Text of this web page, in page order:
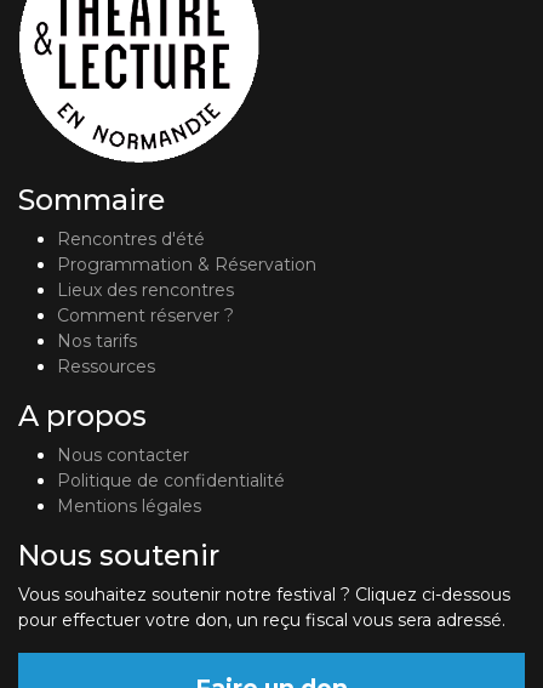
Sommaire
Rencontres d'été
Programmation & Réservation
Lieux des rencontres
Comment réserver ?
Nos tarifs
Ressources
A propos
Nous contacter
Politique de confidentialité
Mentions légales
Nous soutenir
Vous souhaitez soutenir notre festival ? Cliquez ci-dessous
pour effectuer votre don, un reçu fiscal vous sera adressé.